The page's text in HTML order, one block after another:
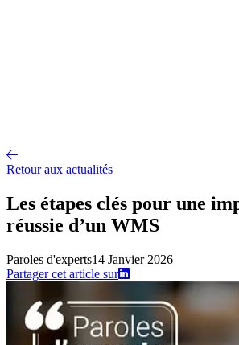
Retour aux actualités
Les étapes clés pour une
réussie d’un WMS
Paroles d'experts14 Janvier 2026
Partager cet article sur